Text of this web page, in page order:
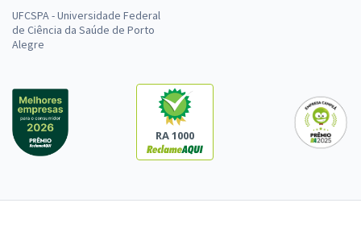
UFCSPA - Universidade Federal
de Ciência da Saúde de Porto
Alegre
RA 1000